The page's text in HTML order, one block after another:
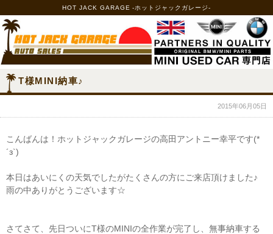
HOT JACK GARAGE -ホットジャックガレージ-
T様MINI納車♪
2015年06月05日
こんばんは！ホットジャックガレージの高田アントニー幸平です(*
´з`)
本日はあいにくの天気でしたがたくさんの方にご来店頂けました♪
雨の中ありがとうございます☆
さてさて、先日ついにT様のMINIの全作業が完了し、無事納車する